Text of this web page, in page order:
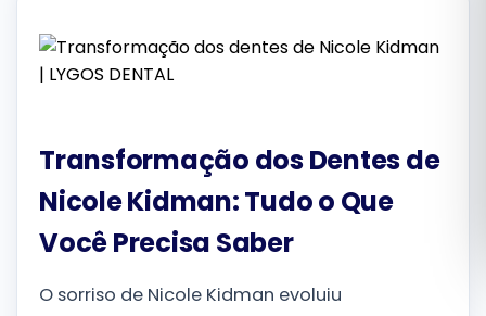
Русский
Transformação dos Dentes de
Nicole Kidman: Tudo o Que
Você Precisa Saber
O sorriso de Nicole Kidman evoluiu